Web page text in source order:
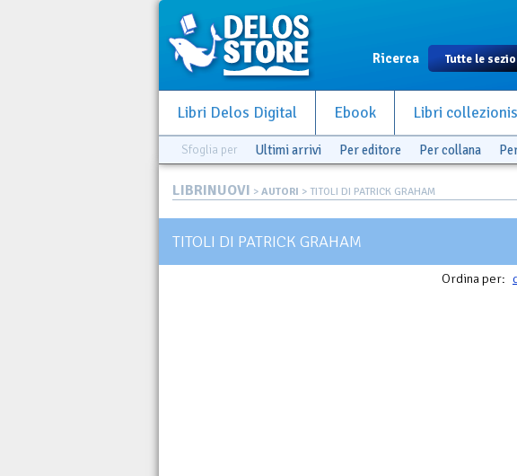
Ricerca
Libri Delos Digital Ebook Libri
Sfoglia per Ultimi arrivi Per editore Per collana
LIBRINUOVI > AUTORI > TITOLI DI PATRICK GRAHAM
TITOLI DI PATRICK GRAHAM
Ordina per: